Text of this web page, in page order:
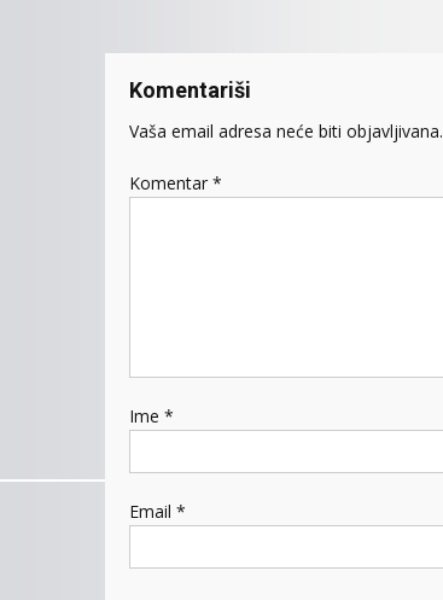
Komentariši
Vaša email adresa neće biti objavljivana.
Komentar *
Ime *
Email *